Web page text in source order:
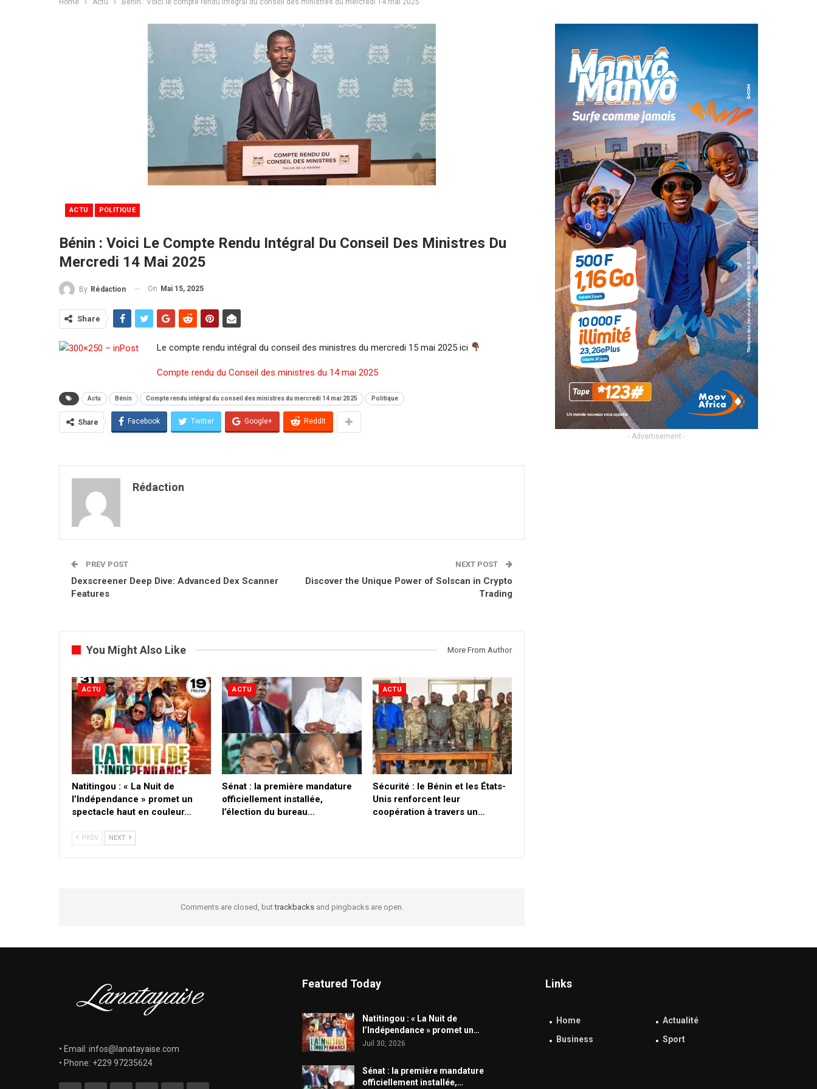
Home Actu Bénin : Voici le compte rendu intégral du conseil des ministres du mercredi 14 mai 2025
ACTU POLITIQUE
Bénin : Voici Le Compte Rendu Intégral Du Conseil Des Ministres Du
Mercredi 14 Mai 2025
By Rédaction On Mai 15, 2025
Share
Le compte rendu intégral du conseil des ministres du mercredi 15 mai 2025 ici
Compte rendu du Conseil des ministres du 14 mai 2025
Actu Bénin Compte rendu intégral du conseil des ministres du mercredi 14 mai 2025 Politique
Share Facebook Twitter Google+ ReddIt
Rédaction
PREV POST
Dexscreener Deep Dive: Advanced Dex Scanner
Features
NEXT POST
Discover the Unique Power of Solscan in Crypto
Trading
You Might Also Like More From Author
ACTU
​Natitingou : « La Nuit de
l’Indépendance » promet un
spectacle haut en couleur…
ACTU
Sénat : la première mandature
officiellement installée,
l’élection du bureau…
ACTU
Sécurité : le Bénin et les États-
Unis renforcent leur
coopération à travers un…
PREV NEXT
Comments are closed, buttrackbacksand pingbacks are open.
- Advertisement -
• Email: infos@lanatayaise.com
• Phone: +229 97235624
Featured Today
​Natitingou : « La Nuit de
l’Indépendance » promet un…
Juil 30, 2026
Sénat : la première mandature
officiellement installée,…
Links
Home
Actualité
Business
Sport